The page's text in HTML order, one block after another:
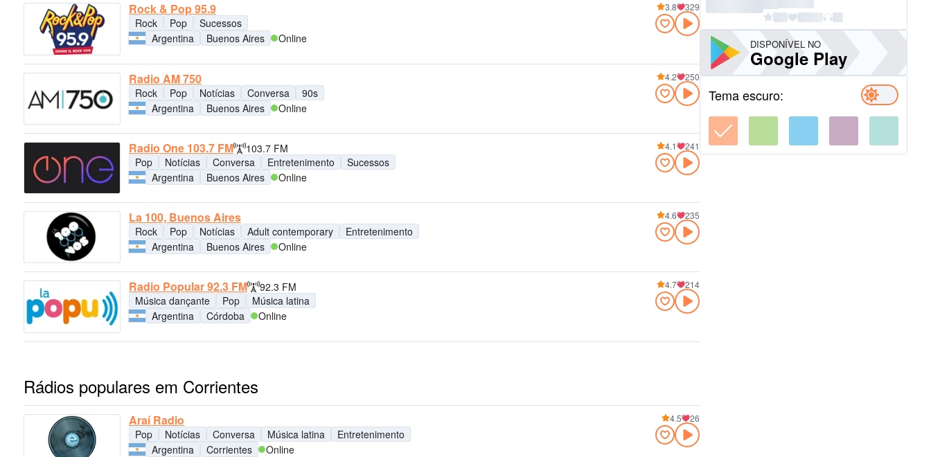
Rock & Pop 95.9
Rock Pop
Sucessos
Argentina
Buenos Aires Online
3.8 329
Radio AM 750
Rock Pop Notícias Conversa
90s
Argentina
Buenos Aires Online
4.2 250
Radio One 103.7 FM
103.7 FM
Pop
Notícias Conversa Entretenimento
Sucessos
Argentina
Buenos Aires Online
4.1 241
La 100, Buenos Aires
Rock Pop Notícias Adult contemporary
Entretenimento
Argentina
Buenos Aires Online
4.6 235
Radio Popular 92.3 FM
92.3 FM
Música dançante
Pop
Música latina
Argentina
Córdoba Online
4.7 214
Rádios populares em Corrientes
Araí Radio
Pop Notícias Conversa Música latina
Entretenimento
Argentina
Corrientes Online
4.5 26
DISPONÍVEL NO
Google Play
Tema escuro: